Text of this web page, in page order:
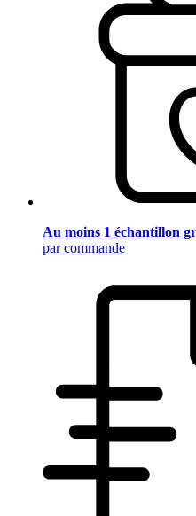
Au moins 1 échantillon
par commande